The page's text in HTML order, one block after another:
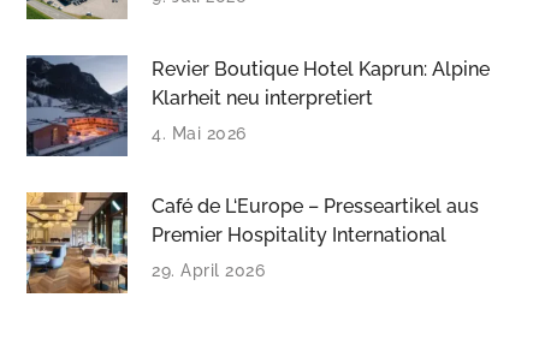
Revier Boutique Hotel Kaprun: Alpine
Klarheit neu interpretiert
4. Mai 2026
Café de L‘Europe – Presseartikel aus
Premier Hospitality International
29. April 2026